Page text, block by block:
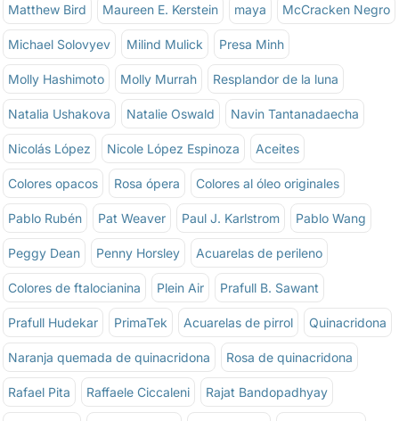
Matthew Bird Maureen E. Kerstein maya McCracken Negro
Michael Solovyev Milind Mulick Presa Minh
Molly Hashimoto Molly Murrah Resplandor de la luna
Natalia Ushakova Natalie Oswald Navin Tantanadaecha
Nicolás López Nicole López Espinoza Aceites
Colores opacos Rosa ópera Colores al óleo originales
Pablo Rubén Pat Weaver Paul J. Karlstrom Pablo Wang
Peggy Dean Penny Horsley Acuarelas de perileno
Colores de ftalocianina Plein Air Prafull B. Sawant
Prafull Hudekar PrimaTek Acuarelas de pirrol Quinacridona
Naranja quemada de quinacridona Rosa de quinacridona
Rafael Pita Raffaele Ciccaleni Rajat Bandopadhyay